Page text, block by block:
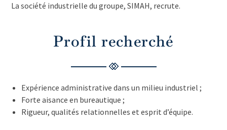
La société industrielle du groupe, SIMAH, recrute.
Profil recherché
Expérience administrative dans un milieu industriel ;
Forte aisance en bureautique ;
Rigueur, qualités relationnelles et esprit d’équipe.